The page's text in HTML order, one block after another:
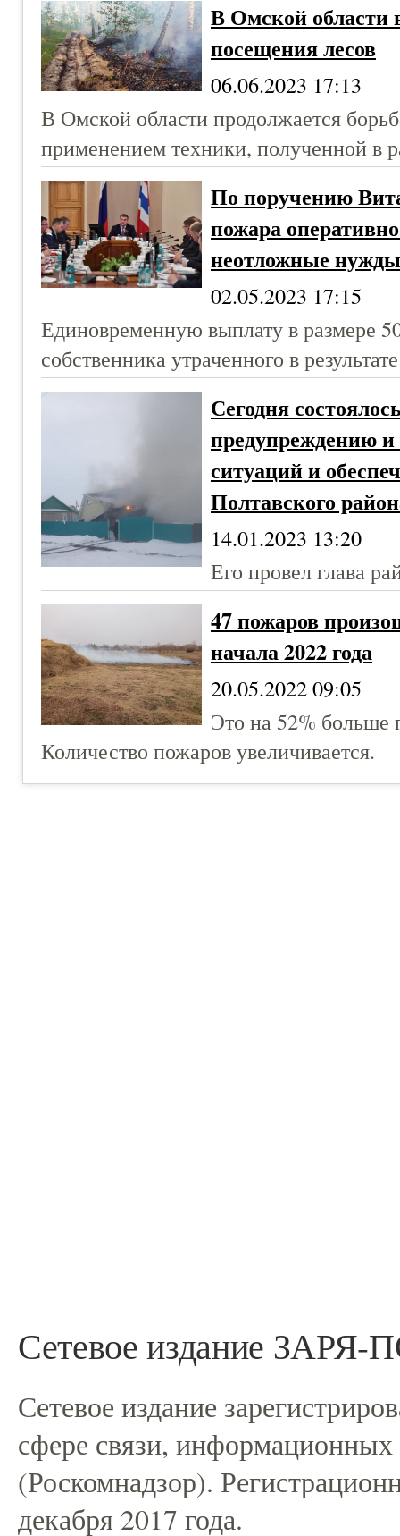
В Омской области
посещения лесов
06.06.2023 17:13
В Омской области продолжается
применением техники, полученной в
По поручению
пожара
неотложные нужды
02.05.2023 17:15
Единовременную выплату в размере
собственника утраченного в
Сегодня
предупреждению
ситуаций и
Полтавского
14.01.2023 13:20
Его провел глава
47 пожаров
начала 2022 года
20.05.2022 09:05
Это на 52% больше
Количество пожаров увеличивается.
Сетевое издание
Сетевое издание
сфере связи,
(Роскомнадзор).
декабря 2017 года.